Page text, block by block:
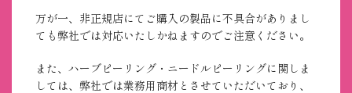
万が一、非正規店にてご購入の製品に不具合がありまし
ても弊社では対応いたしかねますのでご注意ください。
また、ハーブピーリング・ニードルピーリングに関しま
しては、弊社では業務用商材とさせていただいており、